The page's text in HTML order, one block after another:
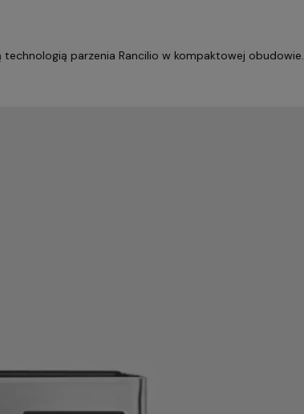
parzenia Rancilio w kompaktowej obudowie.